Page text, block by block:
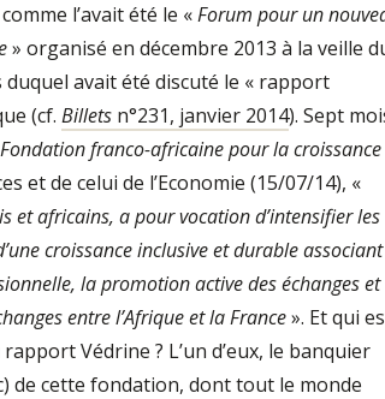
l’avait été le «Forum pour un
» organisé en décembre 2013 à la veille
duquel avait été discuté le « rapport
(cf. Billets n°231, janvier 2014). Sept
Fondation franco-africaine pour la croissance
et de celui de l’Economie (15/07/14), «
et africains, a pour vocation d’intensifier les
croissance inclusive et durable associant
la promotion active des échanges et
entre l’Afrique et la France». Et qui
Védrine ? L’un d’eux, le banquier
de cette fondation, dont tout le monde